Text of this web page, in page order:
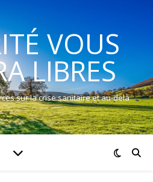
VOUS
LIBRES
sur la crise sanitaire et au-delà